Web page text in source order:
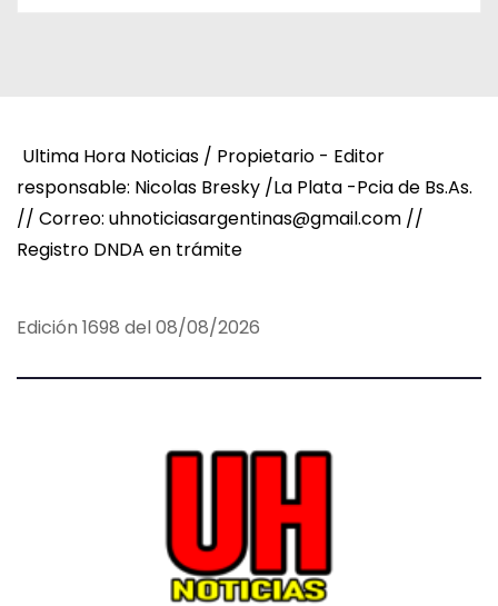
Ultima Hora Noticias / Propietario - Editor
responsable: Nicolas Bresky /La Plata -Pcia de Bs.As.
// Correo: uhnoticiasargentinas@gmail.com //
Registro DNDA en trámite
Edición 1698 del 08/08/2026